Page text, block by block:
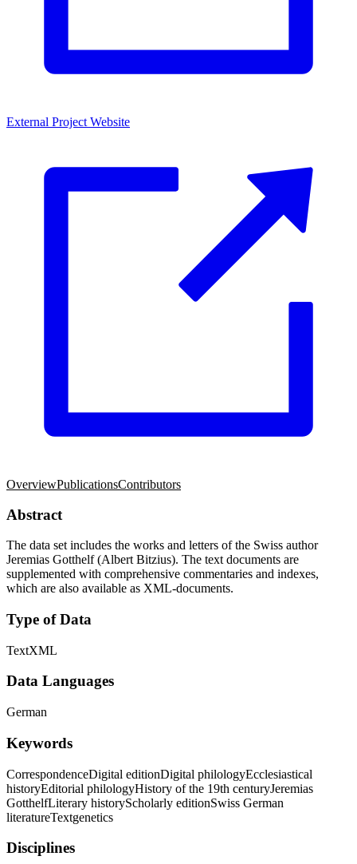
External Project Website
OverviewPublicationsContributors
Abstract
The data set includes the works and letters of the Swiss author
Jeremias Gotthelf (Albert Bitzius). The text documents are
supplemented with comprehensive commentaries and indexes,
which are also available as XML-documents.
Type of Data
TextXML
Data Languages
German
Keywords
CorrespondenceDigital editionDigital philologyEcclesiastical
historyEditorial philologyHistory of the 19th centuryJeremias
GotthelfLiterary historyScholarly editionSwiss German
literatureTextgenetics
Disciplines